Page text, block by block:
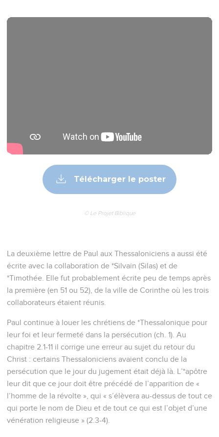
Télécharger le poster
© Le Projet Biblique
La deuxième lettre de Paul aux Thessaloniciens a aussi été
écrite avec la collaboration de *Silvain (Silas) et de
*Timothée. Elle fut probablement écrite peu de temps après
la première (en 51 ou 52), de la ville de Corinthe où les trois
collaborateurs étaient réunis.
Paul continue à louer les chrétiens de *Thessalonique pour
leur foi et leur fermeté dans la persécution (ch. 1). Au
chapitre 2.1-11 il corrige une erreur au sujet du retour du
Christ : certains Thessaloniciens avaient conclu de la
persécution que le jour du jugement était déjà là. L’*apôtre
leur dit que ce jour doit être précédé de l’apparition de «
l’homme de la révolte », qui « s’élèvera au-dessus de tout ce
qui porte le nom de Dieu et de tout ce qui est l’objet d’une
vénération religieuse » (2.3-4).